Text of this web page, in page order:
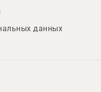
данных